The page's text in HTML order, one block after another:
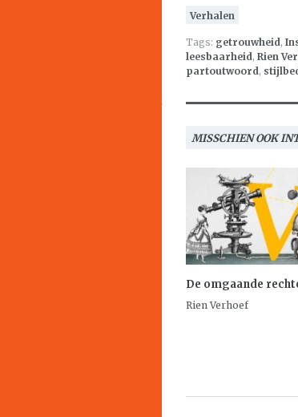
Verhalen
Tags: getrouwheid,
leesbaarheid, Rien
partoutwoord,
MISSCHIEN OOK
De omgaande
Rien Verhoef